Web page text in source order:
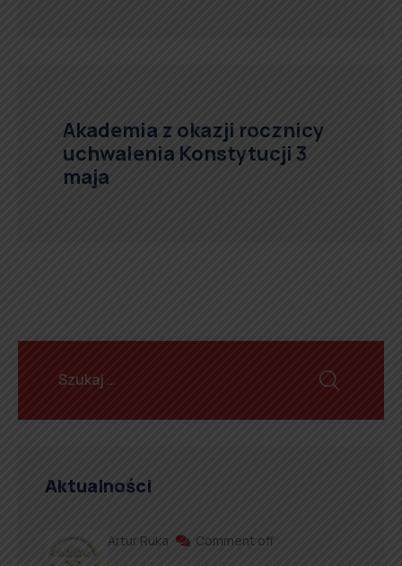
Akademia z okazji rocznicy
uchwalenia Konstytucji 3
maja
Aktualności
Artur Ruka Comment off